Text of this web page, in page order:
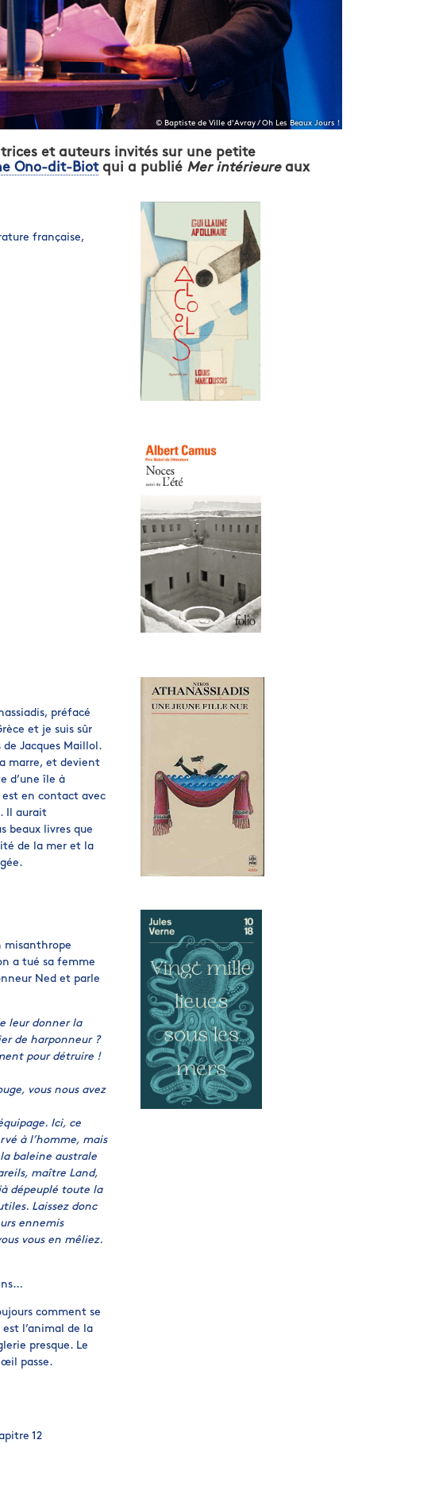
© Baptiste de Ville d'Avray / Oh Les Beaux Jours !
et auteurs invités sur une petite
Ono-dit-Biotqui a publié Mer intérieure aux
française,
préfacé
et je suis sûr
de Jacques Maillol.
marre, et devient
d’une île à
en contact avec
Il aurait
beaux livres que
de la mer et la
misanthrope
a tué sa femme
Ned et parle
leur donner la
de harponneur ?
pour détruire !
vous nous avez
Ici, ce
à l’homme, mais
baleine australe
maître Land,
dépeuplé toute la
Laissez donc
ennemis
vous en mêliez.
comment se
l’animal de la
presque. Le
passe.
12